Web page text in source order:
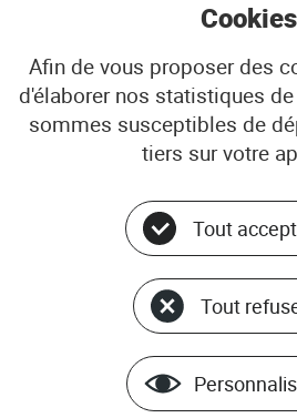
18, rue Jean Jaurès
02 98 33 51 71
© ADEUPa
PLAN DU
DONNÉES
GÉRER LES
MENTIONS
Cookies
Afin de vous proposer des
d'élaborer nos statistiques
sommes susceptibles de
tiers sur votre
Tout
Tout